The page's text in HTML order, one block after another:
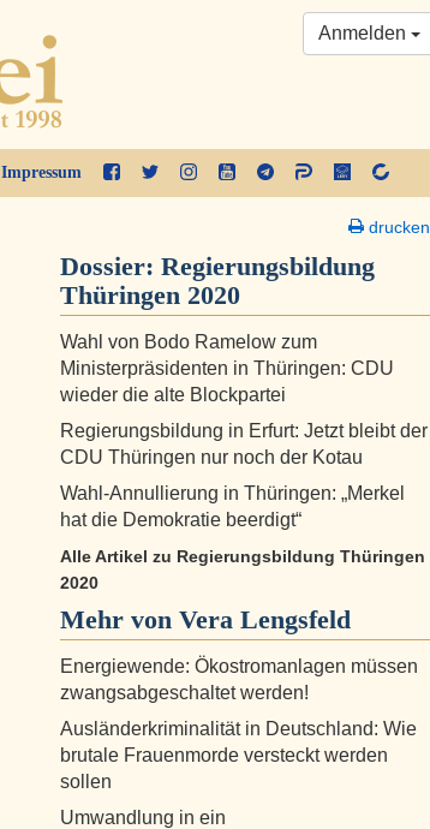
Impressum
Anmelden
drucken
Dossier: Regierungsbildung
Thüringen 2020
Wahl von Bodo Ramelow zum
Ministerpräsidenten in Thüringen: CDU
wieder die alte Blockpartei
Regierungsbildung in Erfurt: Jetzt bleibt der
CDU Thüringen nur noch der Kotau
Wahl-Annullierung in Thüringen: „Merkel
hat die Demokratie beerdigt“
Alle Artikel zu Regierungsbildung Thüringen
2020
Mehr von Vera Lengsfeld
Energiewende: Ökostromanlagen müssen
zwangsabgeschaltet werden!
Ausländerkriminalität in Deutschland: Wie
brutale Frauenmorde versteckt werden
sollen
Umwandlung in ein